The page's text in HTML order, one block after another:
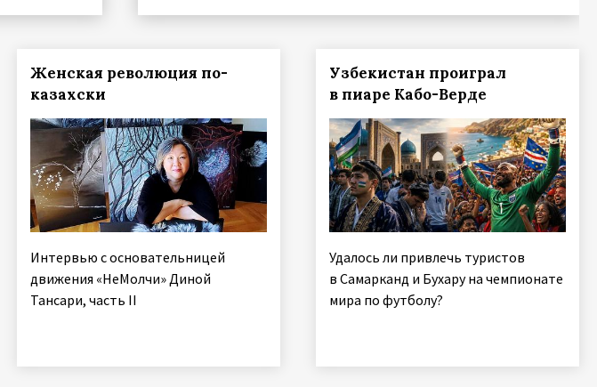
Женская революция по-
казахски
Интервью с основательницей
движения «НеМолчи» Диной
Тансари, часть II
Узбекистан проиграл
в пиаре Кабо-Верде
Удалось ли привлечь туристов
в Самарканд и Бухару на чемпионате
мира по футболу?